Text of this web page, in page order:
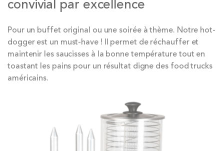
convivial par excellence
Pour un buffet original ou une soirée à thème. Notre hot-
dogger est un must-have ! Il permet de réchauffer et
maintenir les saucisses à la bonne température tout en
toastant les pains pour un résultat digne des food trucks
américains.